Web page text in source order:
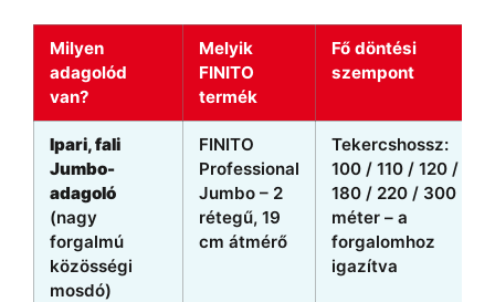
Milyen
adagolód
van?
Melyik
FINITO
termék
Fő döntési
szempont
Ipari, fali
Jumbo-
adagoló
(nagy
forgalmú
közösségi
mosdó)
FINITO
Professional
Jumbo – 2
rétegű, 19
cm átmérő
Tekercshossz:
100 / 110 / 120 /
180 / 220 / 300
méter – a
forgalomhoz
igazítva